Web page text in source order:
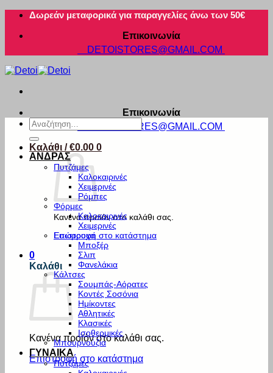
Μετάβαση
περιεχόμενο
Δωρεάν μεταφορικά για παραγγελίες άνω των 50€
Επικοινωνία
DETOISTORES@GMAIL.COM
Επικοινωνία
DETOISTORES@GMAIL.COM
Καλάθι /€0.00 0
Κανένα προϊόν στο καλάθι σας.
Επιστροφή στο κατάστημα
0
Καλάθι
Κανένα προϊόν στο καλάθι σας.
Επιστροφή στο κατάστημα
Αναζήτηση
για:
ΑΝΔΡΑΣ
Πυτζάμες
Καλοκαιρινές
Χειμερινές
Ρόμπες
Φόρμες
Καλοκαιρινές
Χειμερινές
Εσώρουχα
Μποξέρ
Σλιπ
Φανελάκια
Κάλτσες
Σουμπάς-Αόρατες
Κοντές Σοσόνια
Ημίκοντες
Αθλητικές
Κλασικές
Ισοθερμικές
Μπουρνούζια
ΓΥΝΑΙΚΑ
Πυτζάμες